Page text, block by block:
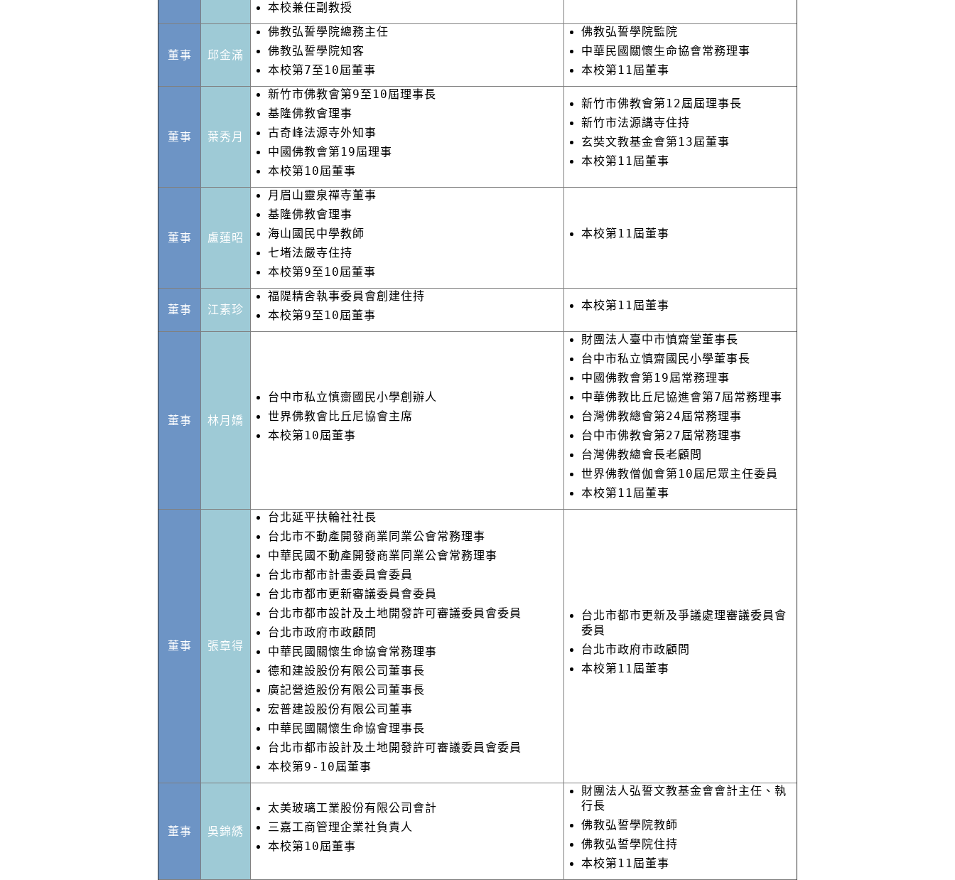
本校兼任副教授
董事 邱金滿
佛教弘誓學院總務主任
佛教弘誓學院知客
本校第7至10屆董事
佛教弘誓學院監院
中華民國關懷生命協會常務理事
本校第11屆董事
董事 葉秀月
新竹市佛教會第9至10屆理事長
基隆佛教會理事
古奇峰法源寺外知事
中國佛教會第19屆理事
本校第10屆董事
新竹市佛教會第12屆屆理事長
新竹市法源講寺住持
玄奘文教基金會第13屆董事
本校第11屆董事
董事 盧蓮昭
月眉山靈泉禪寺董事
基隆佛教會理事
海山國民中學教師
七堵法嚴寺住持
本校第9至10屆董事
本校第11屆董事
董事 江素珍
福隄精舍執事委員會創建住持
本校第9至10屆董事
本校第11屆董事
董事 林月嬌
台中市私立慎齋國民小學創辦人
世界佛教會比丘尼協會主席
本校第10屆董事
財團法人臺中市慎齋堂董事長
台中市私立慎齋國民小學董事長
中國佛教會第19屆常務理事
中華佛教比丘尼協進會第7屆常務理事
台灣佛教總會第24屆常務理事
台中市佛教會第27屆常務理事
台灣佛教總會長老顧問
世界佛教僧伽會第10屆尼眾主任委員
本校第11屆董事
董事 張章得
台北延平扶輪社社長
台北市不動產開發商業同業公會常務理事
中華民國不動產開發商業同業公會常務理事
台北市都市計畫委員會委員
台北市都市更新審議委員會委員
台北市都市設計及土地開發許可審議委員會委員
台北市政府市政顧問
中華民國關懷生命協會常務理事
德和建設股份有限公司董事長
廣記營造股份有限公司董事長
宏普建設股份有限公司董事
中華民國關懷生命協會理事長
台北市都市設計及土地開發許可審議委員會委員
本校第9-10屆董事
台北市都市更新及爭議處理審議委員會
委員
台北市政府市政顧問
本校第11屆董事
董事 吳錦綉
太美玻璃工業股份有限公司會計
三嘉工商管理企業社負責人
本校第10屆董事
財團法人弘誓文教基金會會計主任、執
行長
佛教弘誓學院教師
佛教弘誓學院住持
本校第11屆董事